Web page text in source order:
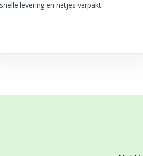
snelle levering en netjes verpakt.